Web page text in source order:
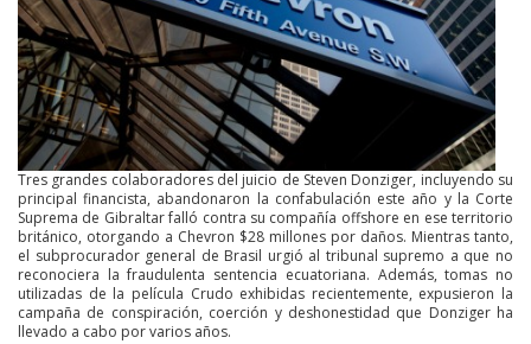
Tres grandes colaboradores del juicio de Steven Donziger, incluyendo su
principal financista, abandonaron la confabulación este año y la Corte
Suprema de Gibraltar falló contra su compañía offshore en ese territorio
británico, otorgando a Chevron $28 millones por daños. Mientras tanto,
el subprocurador general de Brasil urgió al tribunal supremo a que no
reconociera la fraudulenta sentencia ecuatoriana. Además, tomas no
utilizadas de la película Crudo exhibidas recientemente, expusieron la
campaña de conspiración, coerción y deshonestidad que Donziger ha
llevado a cabo por varios años.